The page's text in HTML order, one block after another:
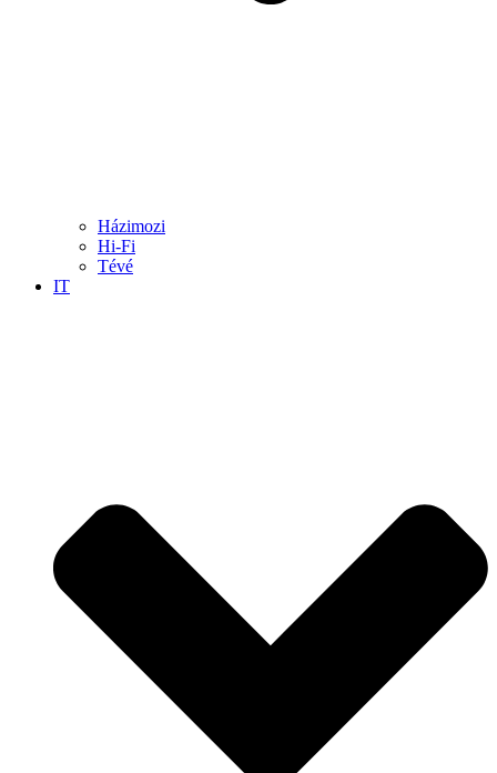
Házimozi
Hi-Fi
Tévé
IT